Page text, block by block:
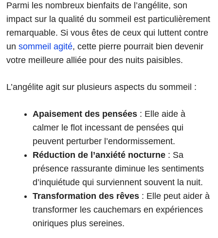
Parmi les nombreux bienfaits de l’angélite, son
impact sur la qualité du sommeil est particulièrement
remarquable. Si vous êtes de ceux qui luttent contre
un sommeil agité, cette pierre pourrait bien devenir
votre meilleure alliée pour des nuits paisibles.
L’angélite agit sur plusieurs aspects du sommeil :
Apaisement des pensées : Elle aide à
calmer le flot incessant de pensées qui
peuvent perturber l’endormissement.
Réduction de l’anxiété nocturne : Sa
présence rassurante diminue les sentiments
d’inquiétude qui surviennent souvent la nuit.
Transformation des rêves : Elle peut aider à
transformer les cauchemars en expériences
oniriques plus sereines.